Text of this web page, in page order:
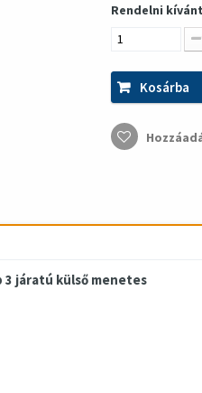
Rendelni
Kosárba
3 járatú külső menetes